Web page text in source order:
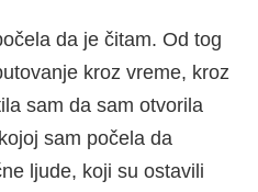
da je čitam. Od tog
kroz vreme, kroz
sam da sam otvorila
sam počela da
ljude, koji su ostavili